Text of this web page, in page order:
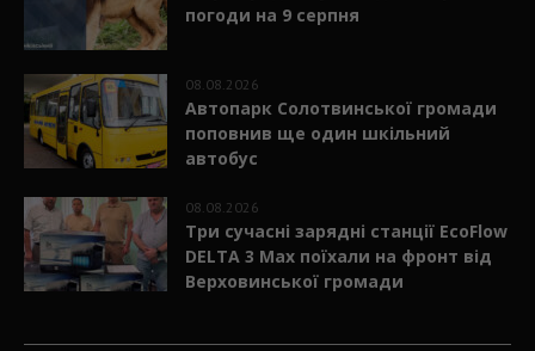
погоди на 9 серпня
08.08.2026
Автопарк Солотвинської громади
поповнив ще один шкільний
автобус
08.08.2026
Три сучасні зарядні станції EcoFlow
DELTA 3 Max поїхали на фронт від
Верховинської громади